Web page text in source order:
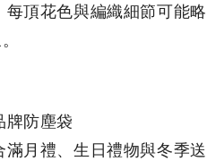
每頂花色與編織細節可能略
牌防塵袋
月禮、生日禮物與冬季送